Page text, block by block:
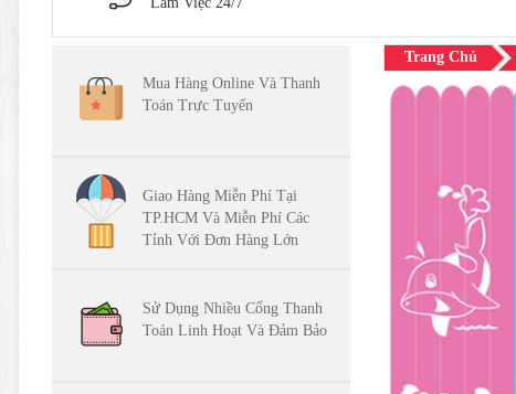
Mua Hàng Online Và Thanh
Toán Trực Tuyến
Giao Hàng Miễn Phí Tại
TP.HCM Và Miễn Phí Các
Tỉnh Với Đơn Hàng Lớn
Sử Dụng Nhiều Cổng Thanh
Toán Linh Hoạt Và Đảm Bảo
Trang Chủ